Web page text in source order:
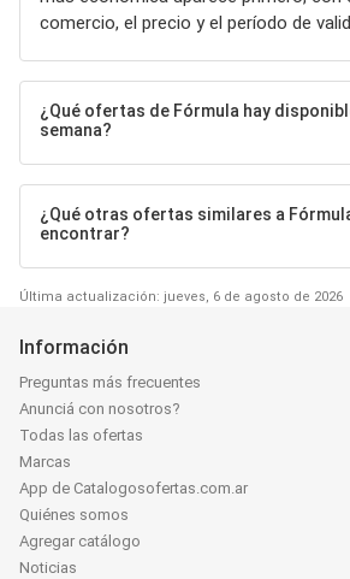
comercio, el precio y el período de
¿Qué ofertas de Fórmula hay
semana?
¿Qué otras ofertas similares a
encontrar?
Última actualización: jueves, 6 de agosto de 2026
Información
Preguntas más frecuentes
Anunciá con nosotros?
Todas las ofertas
Marcas
App de Catalogosofertas.com.ar
Quiénes somos
Agregar catálogo
Noticias